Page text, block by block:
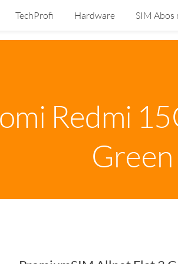
TechProfi Hardware SIM
Redmi
Green